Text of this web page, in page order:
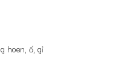
hoen, ố, gỉ